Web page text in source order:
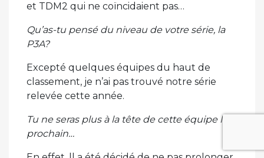
et TDM2 qui ne coïncidaient pas…
Qu’as-tu pensé du niveau de votre série, la
P3A?
Excepté quelques équipes du haut de
classement, je n’ai pas trouvé notre série
relevée cette année.
Tu ne seras plus à la tête de cette équipe l’an
prochain…